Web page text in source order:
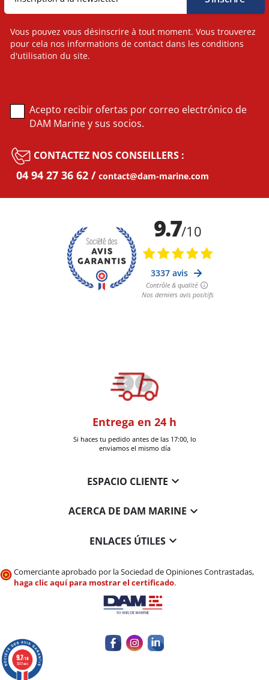
Entrega en 24 h
Si haces tu pedido antes de las 17:00, lo
enviamos el mismo día
Vous pouvez vous désinscrire à tout moment. Vous trouverez
pour cela nos informations de contact dans les conditions
d'utilisation du site.
Acepto recibir ofertas por correo electrónico de
DAM Marine y sus socios.
CONTACTEZ NOS CONSEILLERS :
04 94 27 36 62 contact@dam-marine.com
ESPACIO CLIENTE 
ACERCA DE DAM MARINE 
ENLACES ÚTILES
Comerciante aprobado por la Sociedad de Opiniones Contrastadas,
haga clic aquí para mostrar el certificado.
9.7/10
3337 avis